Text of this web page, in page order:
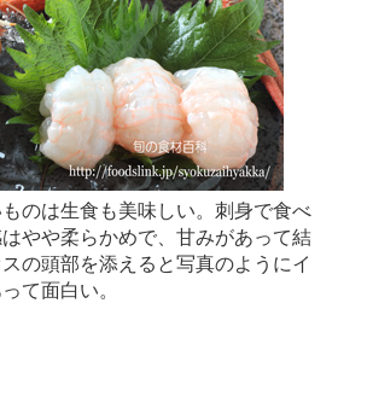
のは生食も美味しい。刺身で食べ
やや柔らかめで、甘みがあって結
の頭部を添えると写真のようにイ
て面白い。